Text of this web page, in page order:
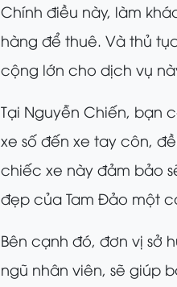
Chính điều này, làm
hàng để thuê. Và thủ
cộng lớn cho dịch vụ
Tại Nguyễn Chiến, bạn
xe số đến xe tay côn,
chiếc xe này đảm bảo
đẹp của Tam Đảo một
Bên cạnh đó, đơn vị sở
ngũ nhân viên, sẽ giúp